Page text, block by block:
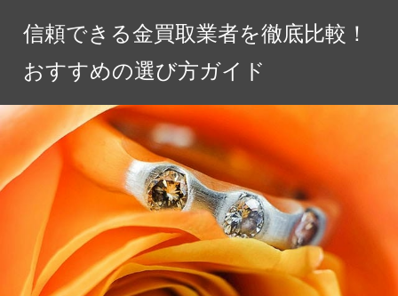
ツ
へ
ス
キ
信頼できる金買取業者を徹底比較！
おすすめの選び方ガイド